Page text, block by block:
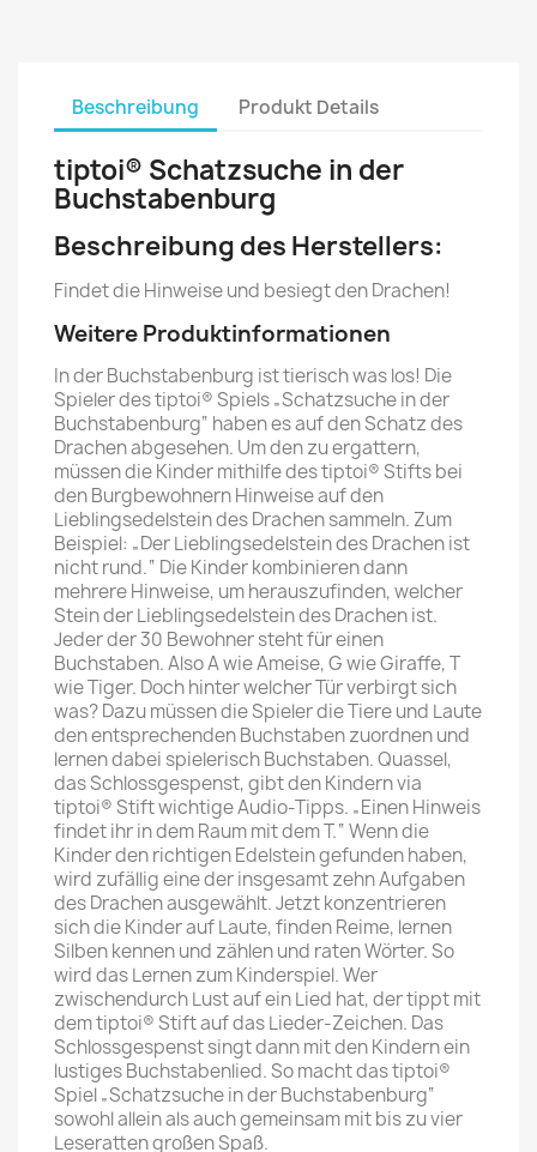
Beschreibung Produkt Details
tiptoi® Schatzsuche in der
Buchstabenburg
Beschreibung des Herstellers:
Findet die Hinweise und besiegt den Drachen!
Weitere Produktinformationen
In der Buchstabenburg ist tierisch was los! Die
Spieler des tiptoi® Spiels „Schatzsuche in der
Buchstabenburg“ haben es auf den Schatz des
Drachen abgesehen. Um den zu ergattern,
müssen die Kinder mithilfe des tiptoi® Stifts bei
den Burgbewohnern Hinweise auf den
Lieblingsedelstein des Drachen sammeln. Zum
Beispiel: „Der Lieblingsedelstein des Drachen ist
nicht rund.“ Die Kinder kombinieren dann
mehrere Hinweise, um herauszufinden, welcher
Stein der Lieblingsedelstein des Drachen ist.
Jeder der 30 Bewohner steht für einen
Buchstaben. Also A wie Ameise, G wie Giraffe, T
wie Tiger. Doch hinter welcher Tür verbirgt sich
was? Dazu müssen die Spieler die Tiere und Laute
den entsprechenden Buchstaben zuordnen und
lernen dabei spielerisch Buchstaben. Quassel,
das Schlossgespenst, gibt den Kindern via
tiptoi® Stift wichtige Audio-Tipps. „Einen Hinweis
findet ihr in dem Raum mit dem T.“ Wenn die
Kinder den richtigen Edelstein gefunden haben,
wird zufällig eine der insgesamt zehn Aufgaben
des Drachen ausgewählt. Jetzt konzentrieren
sich die Kinder auf Laute, finden Reime, lernen
Silben kennen und zählen und raten Wörter. So
wird das Lernen zum Kinderspiel. Wer
zwischendurch Lust auf ein Lied hat, der tippt mit
dem tiptoi® Stift auf das Lieder-Zeichen. Das
Schlossgespenst singt dann mit den Kindern ein
lustiges Buchstabenlied. So macht das tiptoi®
Spiel „Schatzsuche in der Buchstabenburg“
sowohl allein als auch gemeinsam mit bis zu vier
Leseratten großen Spaß.